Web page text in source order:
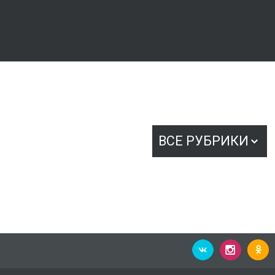
ВСЕ РУБРИКИ